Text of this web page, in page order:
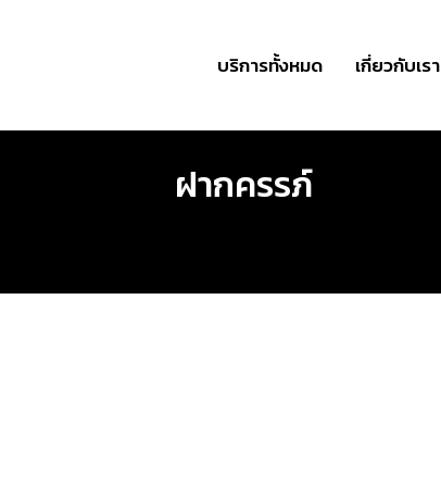
บริการทั้งหมด เกี่ยวกับเรา
ฝากครรภ์